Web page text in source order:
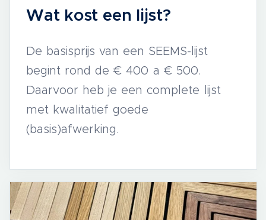
Wat kost een lijst?
De basisprijs van een SEEMS-lijst
begint rond de € 400 a € 500.
Daarvoor heb je een complete lijst
met kwalitatief goede
(basis)afwerking.